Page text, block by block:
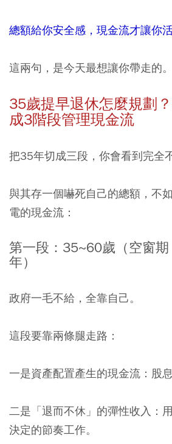
總額給你安全感，現金流才讓你活
這兩句，是今天最想讓你帶走的。
35歲提早退休怎麼規劃
成3階段管理現金流
把35年切成三段，你會看到完全
與其存一個嚇死自己的總額，不
電的現金流：
第一段：35~60歲（空窗
年）
政府一毛不給，全靠自己。
這段要靠兩條腿走路：
一是資產配置產生的現金流：股
二是「退而不休」的彈性收入：
決定的節奏工作。